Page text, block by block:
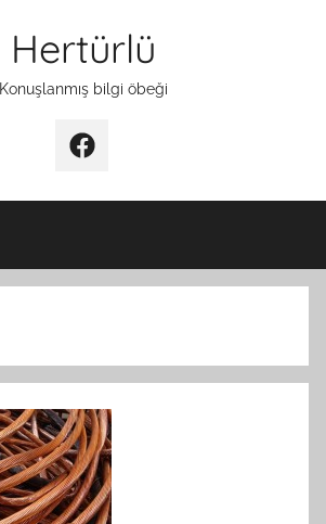
Hertürlü
Konuşlanmış bilgi öbeği
Facebook